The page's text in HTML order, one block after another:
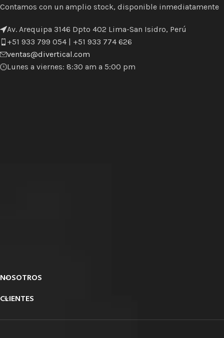
Contamos con un amplio stock, disponible inmediatamente
Av. Arequipa 3146 Dpto 402 Lima-San Isidro, Perú
+51 933 799 054 | +51 933 774 626
ventas@divertical.com
Lunes a viernes: 8:30 am a 5:00 pm
NOSOTROS
CLIENTES